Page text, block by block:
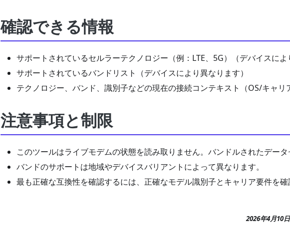
確認できる情報
サポートされているセルラーテクノロジー（例：LTE、5G）（デバイスによ
サポートされているバンドリスト（デバイスにより異なります）
テクノロジー、バンド、識別子などの現在の接続コンテキスト（OS/キャリ
注意事項と制限
このツールはライブモデムの状態を読み取りません。バンドルされたデータ
バンドのサポートは地域やデバイスバリアントによって異なります。
最も正確な互換性を確認するには、正確なモデル識別子とキャリア要件を確
2026年4月10日